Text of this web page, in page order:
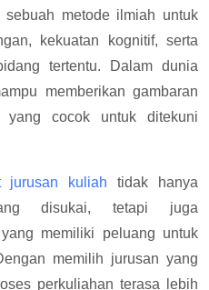
metode ilmiah untuk
kekuatan kognitif, serta
tertentu. Dalam dunia
memberikan gambaran
yang cocok untuk ditekuni
jurusan kuliah tidak hanya
disukai, tetapi juga
memiliki peluang untuk
memilih jurusan yang
perkuliahan terasa lebih